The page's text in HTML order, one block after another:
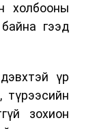
холбооны
гээд
үр
түрээсийн
зохион